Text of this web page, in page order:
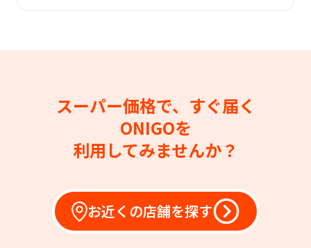
スーパー価格で、すぐ届く
ONIGOを
利用してみませんか？
お近くの店舗を探す